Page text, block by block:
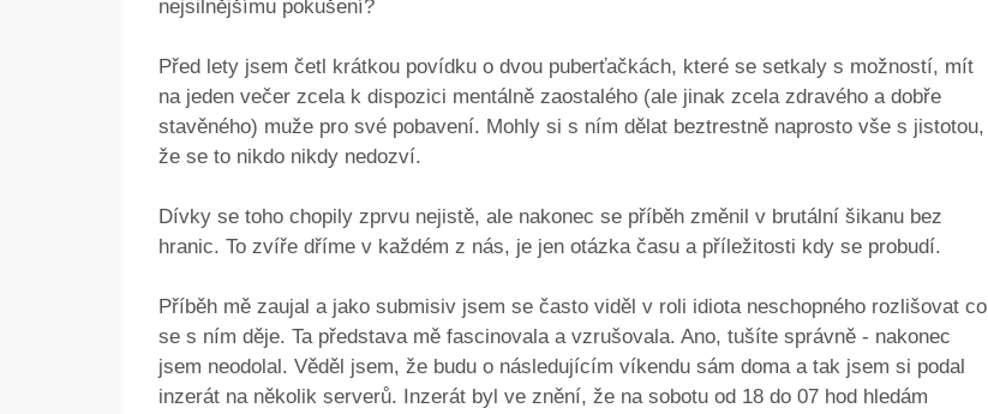
nejsilnějšímu pokušení?
Před lety jsem četl krátkou povídku o dvou puberťačkách, které se setkaly s možností, mít
na jeden večer zcela k dispozici mentálně zaostalého (ale jinak zcela zdravého a dobře
stavěného) muže pro své pobavení. Mohly si s ním dělat beztrestně naprosto vše s jistotou,
že se to nikdo nikdy nedozví.
Dívky se toho chopily zprvu nejistě, ale nakonec se příběh změnil v brutální šikanu bez
hranic. To zvíře dříme v každém z nás, je jen otázka času a příležitosti kdy se probudí.
Příběh mě zaujal a jako submisiv jsem se často viděl v roli idiota neschopného rozlišovat co
se s ním děje. Ta představa mě fascinovala a vzrušovala. Ano, tušíte správně - nakonec
jsem neodolal. Věděl jsem, že budu o následujícím víkendu sám doma a tak jsem si podal
inzerát na několik serverů. Inzerát byl ve znění, že na sobotu od 18 do 07 hod hledám